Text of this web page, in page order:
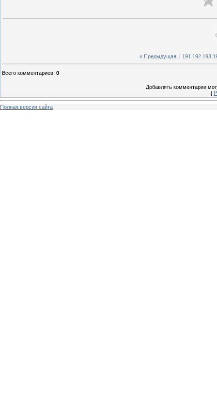
« Предыдущая 191 192 193
Всего комментариев: 0
Добавлять комментарии
[
Полная версия сайта